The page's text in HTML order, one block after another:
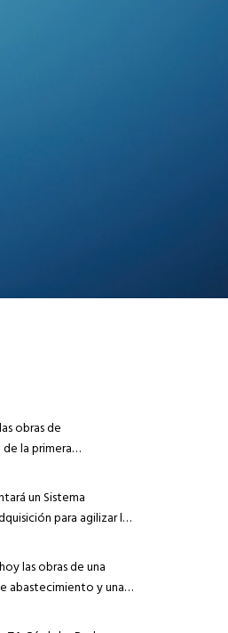
obras de
la primera
para
de agua de
un Sistema
para agilizar la
en sus redes e
las obras de una
abastecimiento y una
en Ingeniero